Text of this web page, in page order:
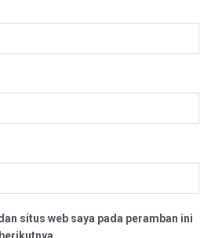
situs web saya pada peramban ini